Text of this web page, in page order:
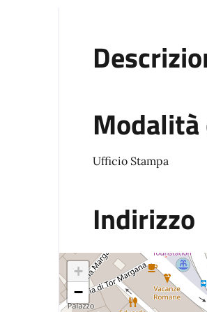
Modalità
Ufficio Stampa
Indirizzo
+
−